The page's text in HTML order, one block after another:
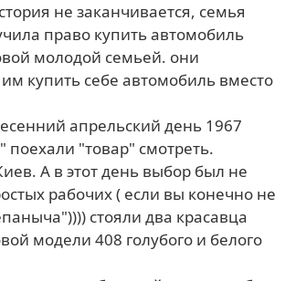
не заканчивается, семья
право купить автомобиль
молодой семьей. они
купить себе автомобиль вместо
апрельский день 1967
поехали "товар" смотреть.
А в этот день выбор был не
рабочих ( если вы конечно не
стояли два красавца
модели 408 голубого и белого